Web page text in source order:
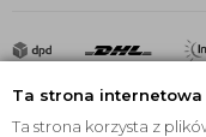
Ta strona
Ta strona korzysta z